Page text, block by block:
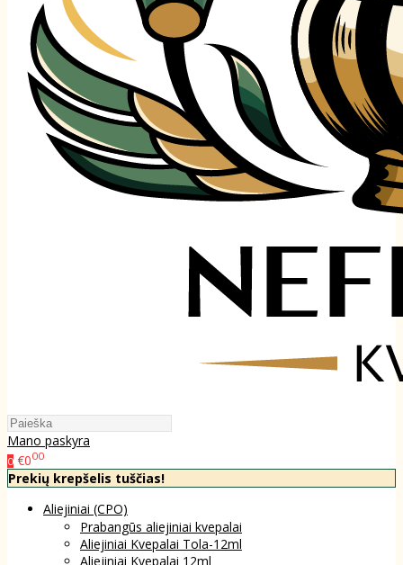
Mano paskyra
0 €000
Prekių krepšelis tuščias!
Aliejiniai (CPO)
Prabangūs aliejiniai kvepalai
Aliejiniai Kvepalai Tola-12ml
Aliejiniai Kvepalai 12ml